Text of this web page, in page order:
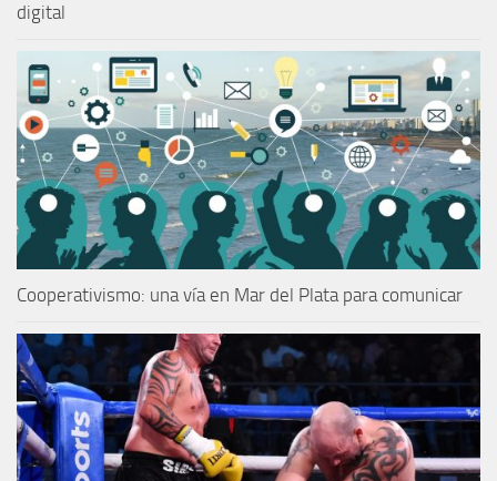
digital
Cooperativismo: una vía en Mar del Plata para comunicar